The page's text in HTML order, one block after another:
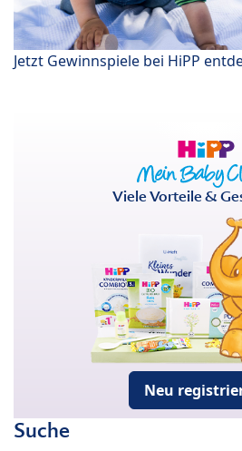
Jetzt Gewinnspiele bei HiPP
Viele Vorteile &
Neu
Suche